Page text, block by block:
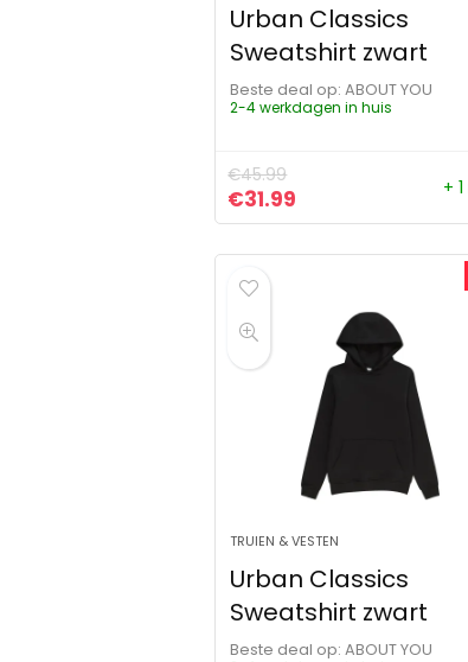
Urban Classics
Sweatshirt zwart
Beste deal op:
ABOUT YOU
2-4 werkdagen in huis
€45.99
Oorspronkelijke prijs
€31.99 Huidige prijs is:+
TRUIEN & VESTEN
Urban Classics
Sweatshirt zwart
Beste deal op:
ABOUT YOU